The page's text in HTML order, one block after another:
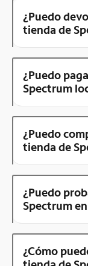
¿Puedo
tienda de
¿Puedo
Spectrum
¿Puedo
tienda de
¿Puedo
Spectrum
¿Cómo